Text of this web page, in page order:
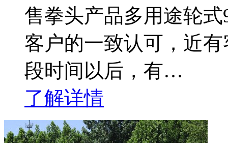
售拳头产品多用途轮
客户的一致认可，近
段时间以后，有…
了解详情